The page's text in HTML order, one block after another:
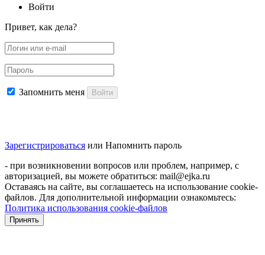
Войти
Привет, как дела?
Запомнить меня Войти
Зарегистрироваться или Напомнить пароль
- при возникновении вопросов или проблем, например, с
авторизацией, вы можете обратиться: mail@ejka.ru
Оставаясь на сайте, вы соглашаетесь на использование cookie-
файлов. Для дополнительной информации ознакомьтесь:
Политика использования cookie-файлов
Принять